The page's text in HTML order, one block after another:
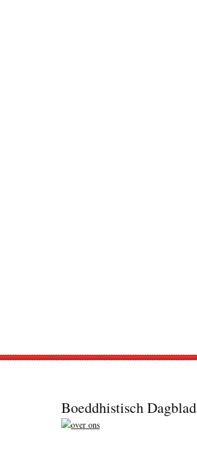
Boeddhistisch Dagblad